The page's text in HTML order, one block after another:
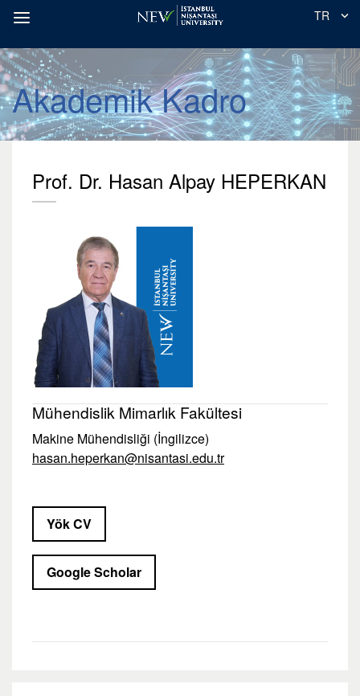
TR
Akademik Kadro
Prof. Dr. Hasan Alpay HEPERKAN
Mühendislik Mimarlık Fakültesi
Makine Mühendisliği (İngilizce)
hasan.heperkan@nisantasi.edu.tr
Yök CV
Google Scholar